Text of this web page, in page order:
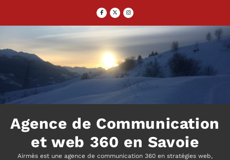
Agence de Communication
et web 360 en Savoie
Airmès est une agence de communication 360 en stratégies web,